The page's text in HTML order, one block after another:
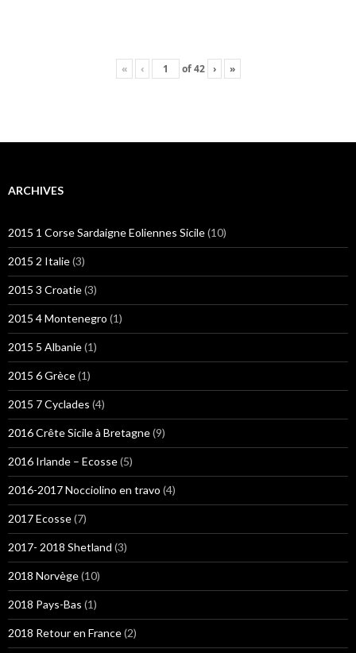
« ‹ of42 › »
ARCHIVES
2015 1 Corse Sardaigne Eoliennes Sicile(10)
2015 2 Italie(3)
2015 3 Croatie(3)
2015 4 Montenegro (1)
2015 5 Albanie(1)
2015 6 Grèce(1)
2015 7 Cyclades (4)
2016 Crête Sicile à Bretagne(9)
2016 Irlande – Ecosse(5)
2016-2017 Nocciolino en travo (4)
2017 Ecosse(7)
2017- 2018 Shetland (3)
2018 Norvège(10)
2018 Pays-Bas (1)
2018 Retour en France(2)